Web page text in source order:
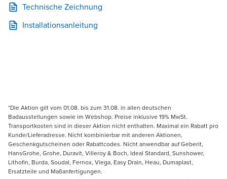
Technische Zeichnung
Installationsanleitung
*Die Aktion gilt vom 01.08. bis zum 31.08. in allen deutschen
Badausstellungen sowie im Webshop. Preise inklusive 19% MwSt.
Transportkosten sind in dieser Aktion nicht enthalten. Maximal ein Rabatt pro
Kunde/Lieferadresse. Nicht kombinierbar mit anderen Aktionen,
Geschenkgutscheinen oder Rabattcodes. Nicht anwendbar auf Geberit,
HansGrohe, Grohe, Duravit, Villeroy & Boch, Ideal Standard, Sunshower,
Lithofin, Burda, Soudal, Fernox, Viega, Easy Drain, Heau, Dumaplast,
Ersatzteile und Maßanfertigungen.